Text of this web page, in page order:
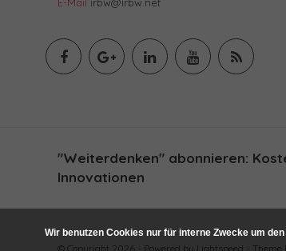
E-Mail irbw@irbw.net
"Weiterdenken" abonnieren:
Innovationen
© Copyright 2026 - Powered by Lightspeed - Theme
Wir benutzen Cookies nur für interne Zwecke um